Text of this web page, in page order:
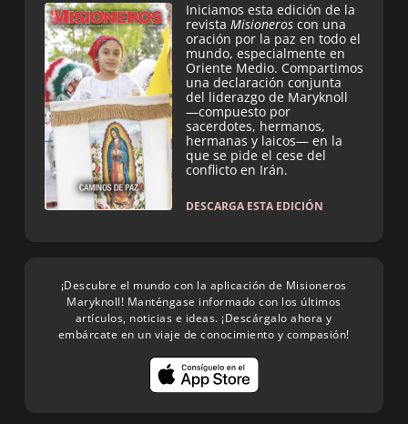
Iniciamos esta edición de la
revista Misioneros con una
oración por la paz en todo el
mundo, especialmente en
Oriente Medio. Compartimos
una declaración conjunta
del liderazgo de Maryknoll
—compuesto por
sacerdotes, hermanos,
hermanas y laicos— en la
que se pide el cese del
conflicto en Irán.
DESCARGA ESTA EDICIÓN
¡Descubre el mundo con la aplicación de Misioneros
Maryknoll! Manténgase informado con los últimos
artículos, noticias e ideas. ¡Descárgalo ahora y
embárcate en un viaje de conocimiento y compasión!